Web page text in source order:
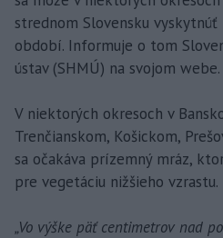
strednom Slovensku
období. Informuje o tom
ústav (SHMÚ) na svojom webe.
V niektorých okresoch v
Trenčianskom, Košickom,
sa očakáva prízemný mráz,
pre vegetáciu nižšieho vzrastu.
„Vo výške päť centimetrov nad